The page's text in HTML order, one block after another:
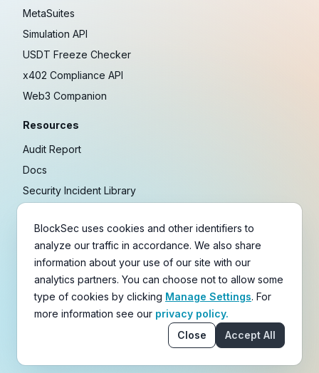
MetaSuites
Simulation API
USDT Freeze Checker
x402 Compliance API
Web3 Companion
Resources
Audit Report
Docs
Security Incident Library
Research
Guides
Crypto Payment Playbook
Copyright © 2021-2026BlockSec
Terms & Policies & Disclaimer
TelegramYouTubeLinkedin GitHub
BlockSec uses cookies and other identifiers to
analyze our traffic in accordance. We also share
information about your use of our site with our
analytics partners. You can choose not to allow some
type of cookies by clicking Manage Settings. For
more information see our privacy policy.
Close
Accept All